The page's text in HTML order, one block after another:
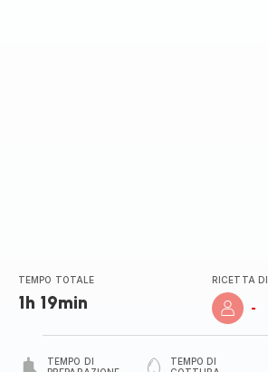
TEMPO TOTALE
1h 19min
RICETTA DI
-
TEMPO DI
TEMPO DI